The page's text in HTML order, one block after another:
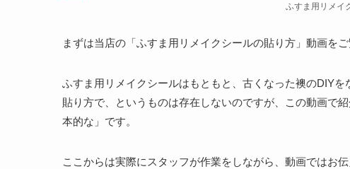
ふすま用リメイ
まずは当店の「ふすま用リメイクシールの貼り方」動画を
ふすま用リメイクシールはもともと、古くなった襖のDIY
貼り方で、というものは存在しないのですが、この動画で
本的な」です。
ここからは実際にスタッフが作業をしながら、動画ではお